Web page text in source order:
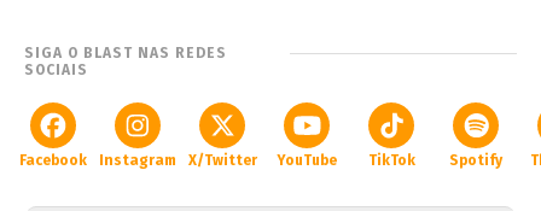
SIGA O BLAST NAS REDES
SOCIAIS
Facebook Instagram X/Twitter YouTube TikTok Spotify